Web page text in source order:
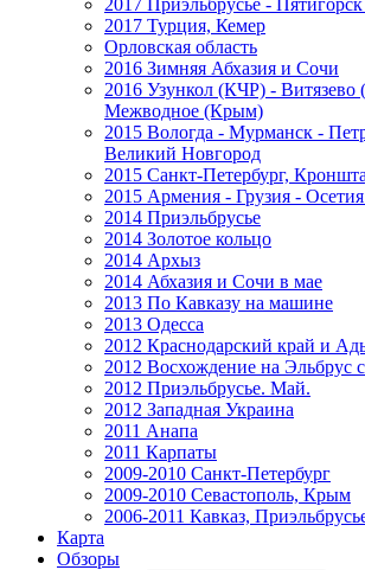
2017 Приэльбрусье -
2017 Турция, Кемер
Орловская область
2016 Зимняя Абхазия и Сочи
2016 Узункол (КЧР) - Витязево
Межводное (Крым)
2015 Вологда - Мурманск -
Великий Новгород
2015 Санкт-Петербург,
2015 Армения - Грузия -
2014 Приэльбрусье
2014 Золотое кольцо
2014 Архыз
2014 Абхазия и Сочи в мае
2013 По Кавказу на машине
2013 Одесса
2012 Краснодарский край и
2012 Восхождение на Эльбрус
2012 Приэльбрусье. Май.
2012 Западная Украина
2011 Анапа
2011 Карпаты
2009-2010 Санкт-Петербург
2009-2010 Севастополь, Крым
2006-2011 Кавказ,
Карта
Обзоры